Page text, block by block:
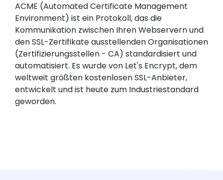
ACME (Automated Certificate Management
Environment) ist ein Protokoll, das die
Kommunikation zwischen Ihren Webservern und
den SSL-Zertifikate ausstellenden Organisationen
(Zertifizierungsstellen - CA) standardisiert und
automatisiert. Es wurde von Let's Encrypt, dem
weltweit größten kostenlosen SSL-Anbieter,
entwickelt und ist heute zum Industriestandard
geworden.